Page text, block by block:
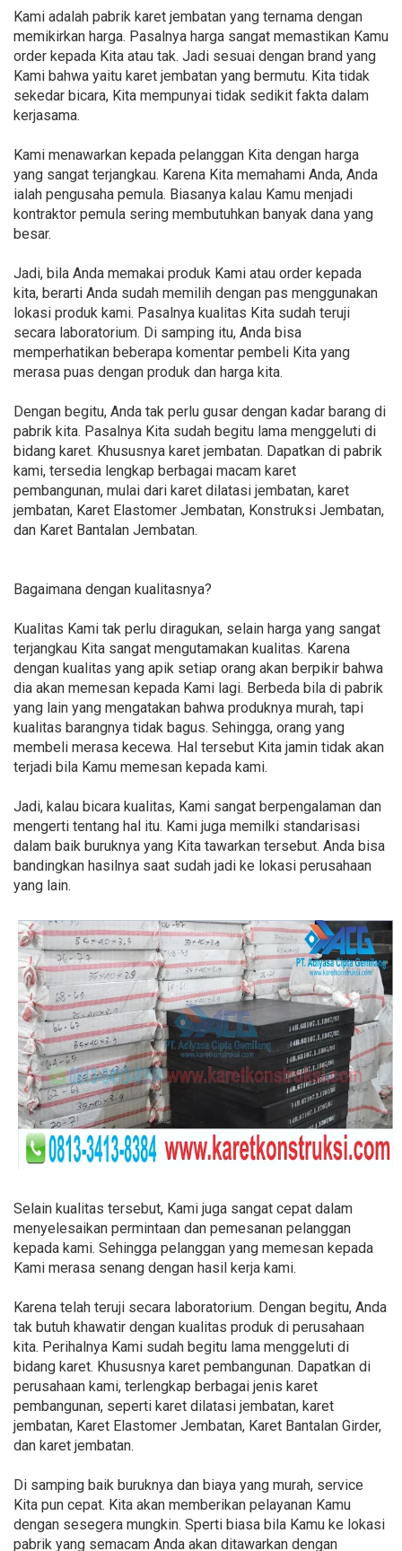
Kami adalah pabrik karet jembatan yang ternama dengan
memikirkan harga. Pasalnya harga sangat memastikan Kamu
order kepada Kita atau tak. Jadi sesuai dengan brand yang
Kami bahwa yaitu karet jembatan yang bermutu. Kita tidak
sekedar bicara, Kita mempunyai tidak sedikit fakta dalam
kerjasama.
Kami menawarkan kepada pelanggan Kita dengan harga
yang sangat terjangkau. Karena Kita memahami Anda, Anda
ialah pengusaha pemula. Biasanya kalau Kamu menjadi
kontraktor pemula sering membutuhkan banyak dana yang
besar.
Jadi, bila Anda memakai produk Kami atau order kepada
kita, berarti Anda sudah memilih dengan pas menggunakan
lokasi produk kami. Pasalnya kualitas Kita sudah teruji
secara laboratorium. Di samping itu, Anda bisa
memperhatikan beberapa komentar pembeli Kita yang
merasa puas dengan produk dan harga kita.
Dengan begitu, Anda tak perlu gusar dengan kadar barang di
pabrik kita. Pasalnya Kita sudah begitu lama menggeluti di
bidang karet. Khususnya karet jembatan. Dapatkan di pabrik
kami, tersedia lengkap berbagai macam karet
pembangunan, mulai dari karet dilatasi jembatan, karet
jembatan, Karet Elastomer Jembatan, Konstruksi Jembatan,
dan Karet Bantalan Jembatan.
Bagaimana dengan kualitasnya?
Kualitas Kami tak perlu diragukan, selain harga yang sangat
terjangkau Kita sangat mengutamakan kualitas. Karena
dengan kualitas yang apik setiap orang akan berpikir bahwa
dia akan memesan kepada Kami lagi. Berbeda bila di pabrik
yang lain yang mengatakan bahwa produknya murah, tapi
kualitas barangnya tidak bagus. Sehingga, orang yang
membeli merasa kecewa. Hal tersebut Kita jamin tidak akan
terjadi bila Kamu memesan kepada kami.
Jadi, kalau bicara kualitas, Kami sangat berpengalaman dan
mengerti tentang hal itu. Kami juga memilki standarisasi
dalam baik buruknya yang Kita tawarkan tersebut. Anda bisa
bandingkan hasilnya saat sudah jadi ke lokasi perusahaan
yang lain.
Selain kualitas tersebut, Kami juga sangat cepat dalam
menyelesaikan permintaan dan pemesanan pelanggan
kepada kami. Sehingga pelanggan yang memesan kepada
Kami merasa senang dengan hasil kerja kami.
Karena telah teruji secara laboratorium. Dengan begitu, Anda
tak butuh khawatir dengan kualitas produk di perusahaan
kita. Perihalnya Kami sudah begitu lama menggeluti di
bidang karet. Khususnya karet pembangunan. Dapatkan di
perusahaan kami, terlengkap berbagai jenis karet
pembangunan, seperti karet dilatasi jembatan, karet
jembatan, Karet Elastomer Jembatan, Karet Bantalan Girder,
dan karet jembatan.
Di samping baik buruknya dan biaya yang murah, service
Kita pun cepat. Kita akan memberikan pelayanan Kamu
dengan sesegera mungkin. Sperti biasa bila Kamu ke lokasi
pabrik yang semacam Anda akan ditawarkan dengan